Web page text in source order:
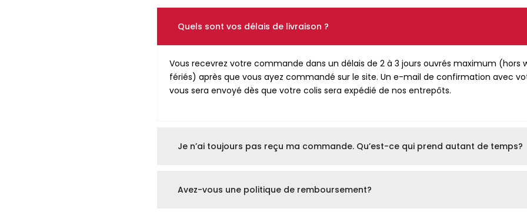
Quels sont vos délais de livraison ?
Vous recevrez votre commande dans un délais de 2 à 3 jours ouvrés maximum (hors
fériés) après que vous ayez commandé sur le site. Un e-mail de confirmation avec
vous sera envoyé dès que votre colis sera expédié de nos entrepôts.
Je n’ai toujours pas reçu ma commande. Qu’est-ce qui prend autant de temps?
Avez-vous une politique de remboursement?